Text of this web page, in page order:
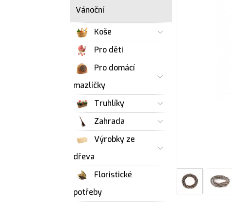
Vánoční
Koše
Pro děti
Pro domácí
mazlíčky
Truhlíky
Zahrada
Výrobky ze
dřeva
Floristické
potřeby